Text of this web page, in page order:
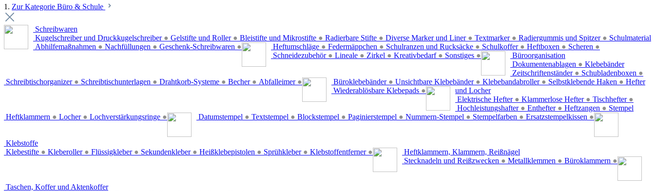
1. Zur Kategorie Büro & Schule
Schreibwaren
Kugelschreiber und Druckkugelschreiber ● Gelstifte und Roller ● Bleistifte und Mikrostifte ● Radierbare Stifte ● Diverse Marker und Liner ● Textmarker ● Radiergummis und Spitzer ●
Abhilfemaßnahmen ● Nachfüllungen ● Geschenk-Schreibwaren ●
Schulmaterial
Heftumschläge ● Federmäppchen ● Schulranzen und Rucksäcke ● Schulkoffer ● Heftboxen ● Scheren ●
Schneidezubehör ● Lineale ● Zirkel ● Kreativbedarf ● Sonstiges ●
Büroorganisation
Dokumentenablagen ●
Zeitschriftenständer ● Schubladenboxen ●
Schreibtischorganizer ● Schreibtischunterlagen ● Drahtkorb-Systeme ● Becher ● Abfalleimer ●
Klebebänder
Büroklebebänder ● Unsichtbare Klebebänder ● Klebebandabroller ● Selbstklebende Haken ●
Wiederablösbare Klebepads ●
Hefter
und Locher
Elektrische Hefter ● Klammerlose Hefter ● Tischhefter ●
Hochleistungshafter ● Enthefter ● Heftzangen ●
Heftklammern ● Locher ● Lochverstärkungsringe ●
Stempel
Datumstempel ● Textstempel ● Blockstempel ● Paginierstempel ● Nummern-Stempel ● Stempelfarben ● Ersatzstempelkissen ●
Klebstoffe
Klebestifte ● Kleberoller ● Flüssigkleber ● Sekundenkleber ● Heißklebepistolen ● Sprühkleber ● Klebstoffentferner ●
Heftklammern, Klammern, Reißnägel
Stecknadeln und Reißzwecken ● Metallklemmen ● Büroklammern ●
Taschen, Koffer und Aktenkoffer